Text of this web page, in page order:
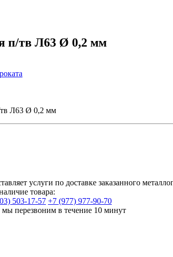
п/тв Л63 Ø 0,2 мм
тв Л63 Ø 0,2 мм
услуги по доставке заказанного
товара:
503-17-57 +7 (977) 977-90-70
перезвоним в течение 10 минут